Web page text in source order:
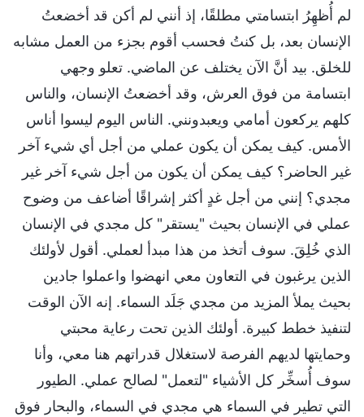
لم أُظهِرُ ابتسامتي مطلقًا، إذ أنني لم أكن قد أخضعتُ
الإنسان بعد، بل كنتُ فحسب أقوم بجزء من العمل مشابه
للخلق. بيد أنَّ الآن يختلف عن الماضي. تعلو وجهي
ابتسامة من فوق العرش، وقد أخضعتُ الإنسان، والناس
كلهم يركعون أمامي ويعبدونني. الناس اليوم ليسوا أناس
الأمس. كيف يمكن أن يكون عملي من أجل أي شيء آخر
غير الحاضر؟ كيف يمكن أن يكون من أجل شيء آخر غير
مجدي؟ إنني من أجل غدٍ أكثر إشراقًا أضاعف من وضوح
عملي في الإنسان بحيث "يستقر" كل مجدي في الإنسان
الذي خُلِقَ. سوف أتخذ من هذا مبدأ لعملي. أقول لأولئك
الذين يرغبون في التعاون معي انهضوا واعملوا جادين
بحيث يملأ المزيد من مجدي جَلَد السماء. إنه الآن الوقت
لتنفيذ خطط كبيرة. أولئك الذين تحت رعاية محبتي
وحمايتها لديهم الفرصة لاستغلال قدراتهم هنا معي، وأنا
سوف أُسخِّر كل الأشياء "لتعمل" لصالح عملي. الطيور
التي تطير في السماء هي مجدي في السماء، والبحار فوق